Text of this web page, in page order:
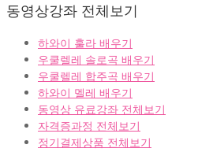
동영상강좌 전체보기
하와이 훌라 배우기
우쿨렐레 솔로곡 배우기
우쿨렐레 합주곡 배우기
하와이 멜레 배우기
동영상 유료강좌 전체보기
자격증과정 전체보기
정기결제상품 전체보기